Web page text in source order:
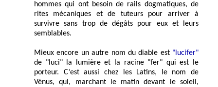
hommes qui ont besoin de rails dogmatiques, de
rites mécaniques et de tuteurs pour arriver à
survivre sans trop de dégâts pour eux et leurs
semblables.
Mieux encore un autre nom du diable est "lucifer"
de "luci" la lumière et la racine "fer" qui est le
porteur. C’est aussi chez les Latins, le nom de
Vénus, qui, marchant le matin devant le soleil,